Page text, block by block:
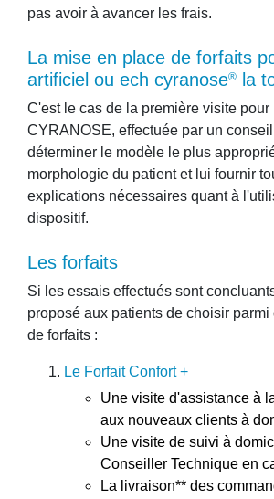
pas avoir à avancer les frais.
la mise en place de forfaits pour le nez
artificiel ou ech cyranose® la
C'est le cas de la première visite pour
CYRANOSE, effectuée par un
déterminer le modèle le plus
morphologie du patient et lui fournir
explications nécessaires quant à
dispositif.
les forfaits
Si les essais effectués sont
proposé aux patients de choisir parmi
de forfaits :
Le Forfait Confort +
Une visite d'assistance à
aux nouveaux clients à
Une visite de suivi à
Conseiller Technique en
La livraison** des